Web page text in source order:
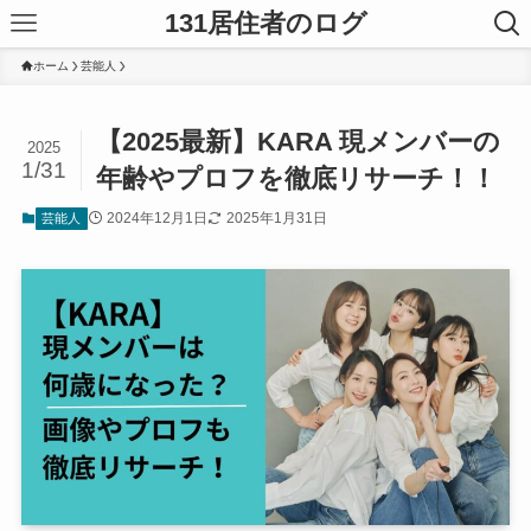
131居住者のログ
ホーム 芸能人
【2025最新】KARA 現メンバーの
年齢やプロフを徹底リサーチ！！
2025
1/31
芸能人 2024年12月1日 2025年1月31日